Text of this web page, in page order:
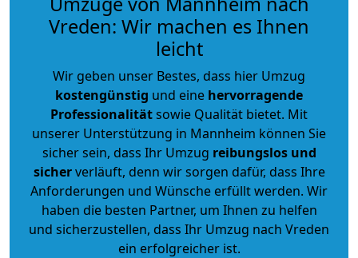
Vreden: Wir machen es Ihnen
leicht
Wir geben unser Bestes, dass hier Umzug
kostengünstig und eine hervorragende
Professionalitätsowie Qualität bietet. Mit
unserer Unterstützung in Mannheim können Sie
sicher sein, dass Ihr Umzug reibungslos und
sicherverläuft, denn wir sorgen dafür, dass Ihre
Anforderungen und Wünsche erfüllt werden. Wir
haben die besten Partner, um Ihnen zu helfen
und sicherzustellen, dass Ihr Umzug nach Vreden
ein erfolgreicher ist.